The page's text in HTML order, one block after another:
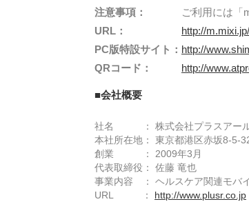
注意事項：
ご利用には「
URL：
http://
PC版特設サイト： http://
QRコード：
http://
■会社概要
社名 ： 株式会社プラスアー
本社所在地： 東京都港区赤坂8-5-
創業 ： 2009年3月
代表取締役： 佐藤 竜也
事業内容 ： ヘルスケア関連モバ
URL ： http://www.plusr.co.jp